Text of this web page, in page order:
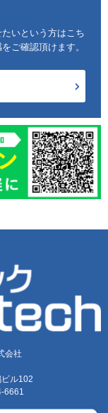
いという方はこち
ご確認頂けます。
会社
ル102
6661